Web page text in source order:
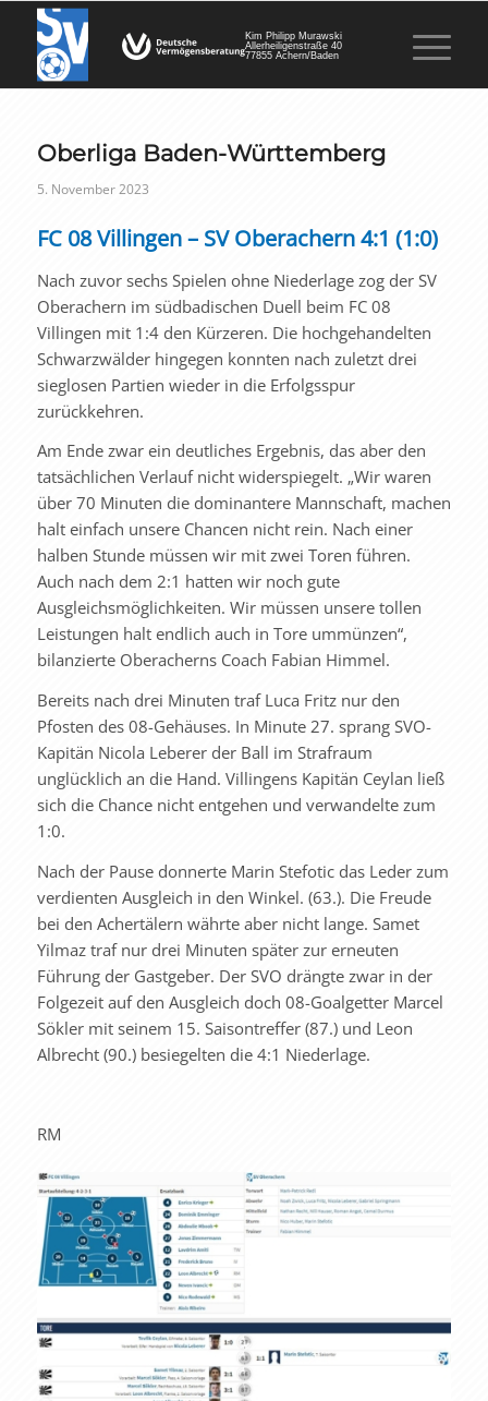
Kim Philipp Murawski
Allerheiligenstraße 40
77855 Achern/Baden
Oberliga Baden-Württemberg
5. November 2023
FC 08 Villingen – SV Oberachern 4:1 (1:0)
Nach zuvor sechs Spielen ohne Niederlage zog der SV
Oberachern im südbadischen Duell beim FC 08
Villingen mit 1:4 den Kürzeren. Die hochgehandelten
Schwarzwälder hingegen konnten nach zuletzt drei
sieglosen Partien wieder in die Erfolgsspur
zurückkehren.
Am Ende zwar ein deutliches Ergebnis, das aber den
tatsächlichen Verlauf nicht widerspiegelt. „Wir waren
über 70 Minuten die dominantere Mannschaft, machen
halt einfach unsere Chancen nicht rein. Nach einer
halben Stunde müssen wir mit zwei Toren führen.
Auch nach dem 2:1 hatten wir noch gute
Ausgleichsmöglichkeiten. Wir müssen unsere tollen
Leistungen halt endlich auch in Tore ummünzen“,
bilanzierte Oberacherns Coach Fabian Himmel.
Bereits nach drei Minuten traf Luca Fritz nur den
Pfosten des 08-Gehäuses. In Minute 27. sprang SVO-
Kapitän Nicola Leberer der Ball im Strafraum
unglücklich an die Hand. Villingens Kapitän Ceylan ließ
sich die Chance nicht entgehen und verwandelte zum
1:0.
Nach der Pause donnerte Marin Stefotic das Leder zum
verdienten Ausgleich in den Winkel. (63.). Die Freude
bei den Achertälern währte aber nicht lange. Samet
Yilmaz traf nur drei Minuten später zur erneuten
Führung der Gastgeber. Der SVO drängte zwar in der
Folgezeit auf den Ausgleich doch 08-Goalgetter Marcel
Sökler mit seinem 15. Saisontreffer (87.) und Leon
Albrecht (90.) besiegelten die 4:1 Niederlage.
RM